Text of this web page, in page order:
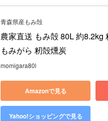
青森県産もみ殻
農家直送 もみ殻 80L 約
もみがら 籾殻燻炭
momigara80l
Amazonで見る
Yahoo!ショッピングで見る